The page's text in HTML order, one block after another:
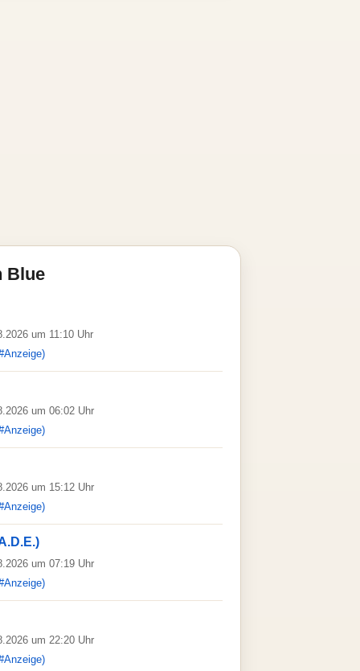
Blue
um 11:10 Uhr
um 06:02 Uhr
um 15:12 Uhr
um 07:19 Uhr
um 22:20 Uhr